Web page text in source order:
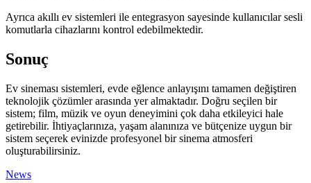
Ayrıca akıllı ev sistemleri ile entegrasyon sayesinde kullanıcılar sesli
komutlarla cihazlarını kontrol edebilmektedir.
Sonuç
Ev sineması sistemleri, evde eğlence anlayışını tamamen değiştiren
teknolojik çözümler arasında yer almaktadır. Doğru seçilen bir
sistem; film, müzik ve oyun deneyimini çok daha etkileyici hale
getirebilir. İhtiyaçlarınıza, yaşam alanınıza ve bütçenize uygun bir
sistem seçerek evinizde profesyonel bir sinema atmosferi
oluşturabilirsiniz.
News